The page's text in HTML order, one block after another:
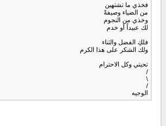
فخذي ما تشتهين
من الضياء وصيفةً
وخذي من النجوم
لك عبيداً أو خدم
فلكِ الفضل والثناء
ولك الشكر على هذا الكرم
تحيتي وكل الاحترام
/
\
/
الوجيه